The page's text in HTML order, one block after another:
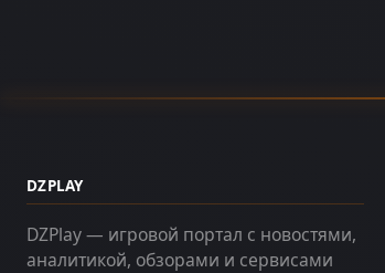
DZPLAY
DZPlay — игровой портал с новостями,
аналитикой, обзорами и сервисами